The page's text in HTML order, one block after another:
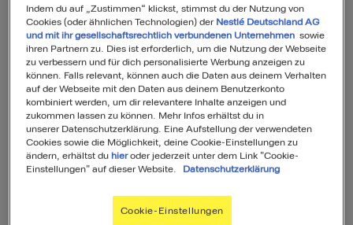
Mit den MAGGI Korean Style Noodlesgenießt
duspicy Nudelgerichte im Korean Styleganz
einfach zuhause. Schaue dir jetzt die neuen
Korean Produkte hier an!
Zu den Korean Produkten
Indem du auf „Zustimmen“ klickst, stimmst du der Nutzung von
Cookies (oder ähnlichen Technologien) der Nestlé Deutschland AG
und mit ihr gesellschaftsrechtlich verbundenen Unternehmen sowie
ihren Partnern zu. Dies ist erforderlich, um die Nutzung der Webseite
zu verbessern und für dich personalisierte Werbung anzeigen zu
können. Falls relevant, können auch die Daten aus deinem Verhalten
auf der Webseite mit den Daten aus deinem Benutzerkonto
kombiniert werden, um dir relevantere Inhalte anzeigen und
zukommen lassen zu können. Mehr Infos erhältst du in
unserer Datenschutzerklärung. Eine Aufstellung der verwendeten
Cookies sowie die Möglichkeit, deine Cookie-Einstellungen zu
ändern, erhältst duhieroder jederzeit unter dem Link "Cookie-
Einstellungen" auf dieser Website.
Datenschutzerklärung
Cookie-Einstellungen